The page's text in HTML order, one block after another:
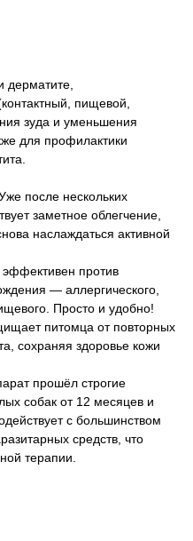
дерматите,
пищевой,
зуда и уменьшения
для профилактики
после нескольких
заметное облегчение,
наслаждаться активной
против
— аллергического,
Просто и удобно!
питомца от повторных
сохраняя здоровье кожи
прошёл строгие
собак от 12 месяцев и
с большинством
средств, что
терапии.